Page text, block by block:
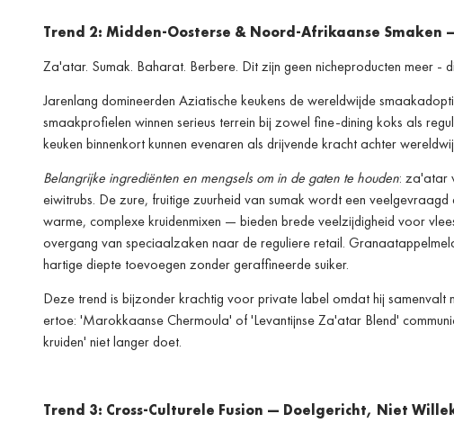
Trend 2: Midden-Oosterse & Noord-Afrikaanse Smaken
Za'atar. Sumak. Baharat. Berbere. Dit zijn geen nicheproducten meer -
Jarenlang domineerden Aziatische keukens de wereldwijde
smaakprofielen winnen serieus terrein bij zowel fine-dining koks als
keuken binnenkort kunnen evenaren als drijvende kracht achter
Belangrijke ingrediënten en mengsels om in de gaten te houden: za'atar
eiwitrubs. De zure, fruitige zuurheid van sumak wordt een
warme, complexe kruidenmixen — bieden brede veelzijdigheid voor
overgang van speciaalzaken naar de reguliere retail.
hartige diepte toevoegen zonder geraffineerde suiker.
Deze trend is bijzonder krachtig voor private label omdat hij samenvalt
ertoe: 'Marokkaanse Chermoula' of 'Levantijnse Za'atar Blend'
kruiden' niet langer doet.
Trend 3: Cross-Culturele Fusion — Doelgericht, Niet